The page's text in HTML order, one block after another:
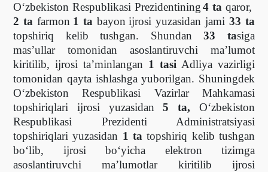
O‘zbekiston Respublikasi Prezidentining 4 ta qaror,
2 ta farmon 1 ta bayon ijrosi yuzasidan jami 33 ta
topshiriq kelib tushgan. Shundan33 tasiga
mas’ullar tomonidan asoslantiruvchi ma’lumot
kiritilib, ijrosi ta’minlangan 1 tasi Adliya vazirligi
tomonidan qayta ishlashga yuborilgan. Shuningdek
O‘zbekiston Respublikasi Vazirlar Mahkamasi
topshiriqlari ijrosi yuzasidan5 ta,О‘zbekiston
Respublikasi Prezidenti Administratsiyasi
topshiriqlari yuzasidan 1 ta topshiriq kelib tushgan
bo‘lib, ijrosi bo‘yicha elektron tizimga
asoslantiruvchi ma’lumotlar kiritilib ijrosi